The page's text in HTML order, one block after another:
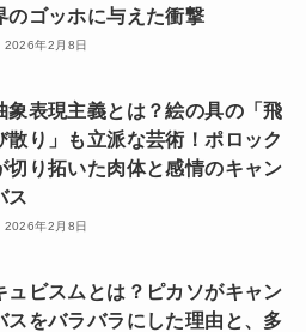
のゴッホに与えた衝撃
2026年2月8日
象表現主義とは？絵の具の「飛
散り」も立派な芸術！ポロック
切り拓いた肉体と感情のキャン
ス
2026年2月8日
ュビスムとは？ピカソがキャン
スをバラバラにした理由と、多